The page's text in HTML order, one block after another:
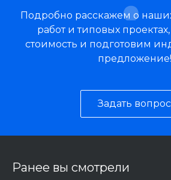
Подробно расскажем о
работ и типовых
стоимость и подготовим
предложение!
Задать вопрос
Ранее вы смотрели